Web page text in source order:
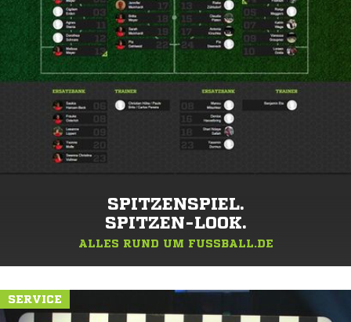
SPITZENSPIEL.
SPITZEN-LOOK.
ALLES RUND UM FUSSBALL.DE
SERVICE